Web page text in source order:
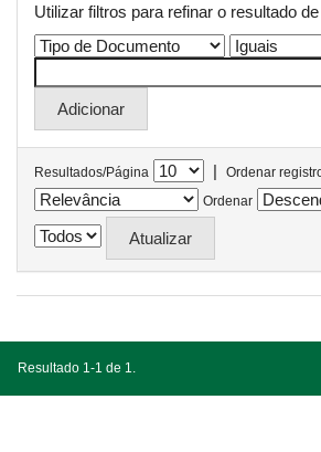
Utilizar filtros para refinar o resultado
Resultados/Página |
Ordenar
Ordenar
Resultado 1-1 de 1.